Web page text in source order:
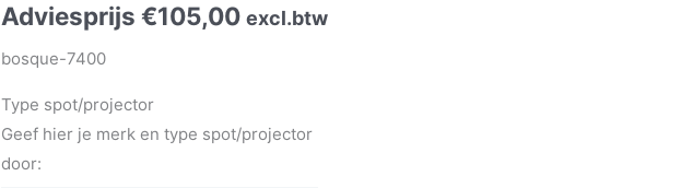
Adviesprijs€105,00 excl.btw
bosque-7400
Type spot/projector
Geef hier je merk en type spot/projector
door: